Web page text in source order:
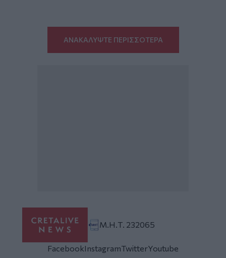
ΑΝΑΚΑΛΥΨΤΕ ΠΕΡΙΣΣΟΤΕΡΑ
Μ.Η.Τ. 232065
FacebookInstagramTwitterYoutube